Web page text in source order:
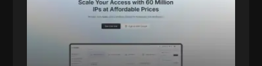
Thordata 提供先進且合乎道德的代理網絡，專為
企業與個人使用者的特殊需求而設計。透過超過
6000 萬住宅 IP 和業界領先功能，讓您無縫存取
全球公開資料。